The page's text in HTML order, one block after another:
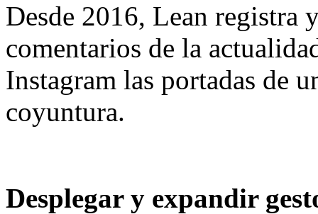
Desde 2016, Lean registra
comentarios de la
Instagram las portadas de
coyuntura.
Desplegar y expandir